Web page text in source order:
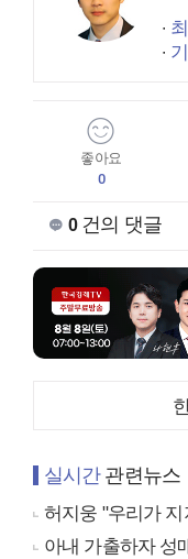
좋아요
0
0건의 댓글
실시간관련뉴스
허지웅 "우리가 지
아내 가출하자 성